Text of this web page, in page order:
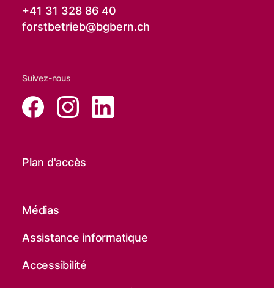
+41 31 328 86 40
forstbetrieb@bgbern.ch
Suivez-nous
Plan d'accès
Médias
Assistance informatique
Accessibilité